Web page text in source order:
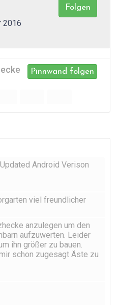
Folgen
2016
Pinnwand folgen
Android Verison
viel freundlicher
anzulegen um den
aufzuwerten. Leider
ihn größer zu bauen.
schon zugesagt Äste zu